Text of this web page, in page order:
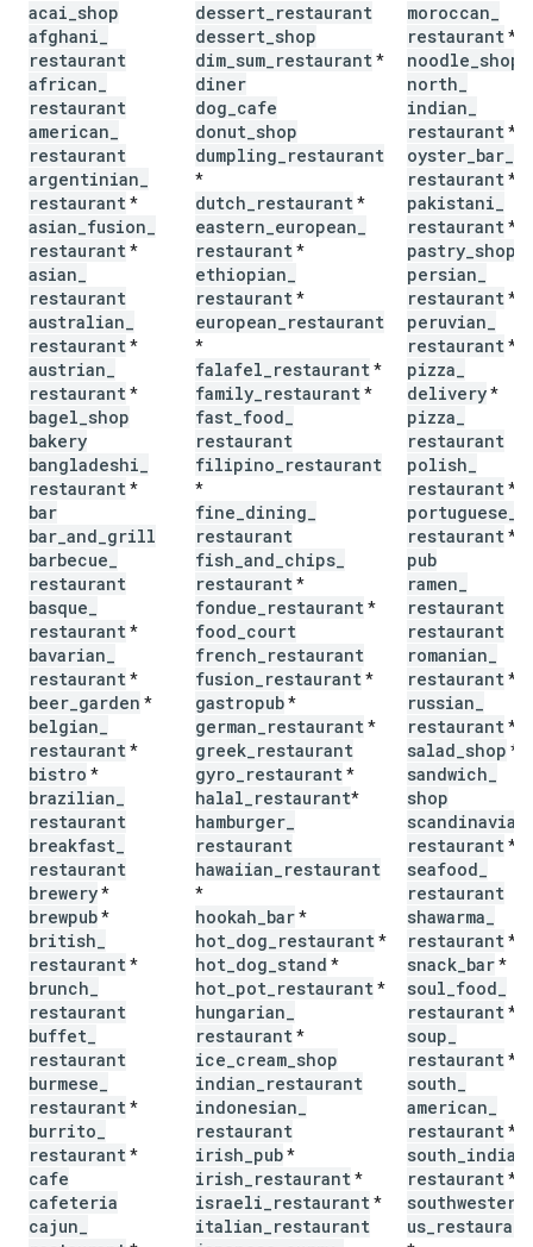
acai shop
afghani
restaurant
african
restaurant
american
restaurant
argentinian
restaurant*
asian fusion
restaurant*
asian
restaurant
australian
restaurant*
austrian
restaurant*
bagel shop
bakery
bangladeshi
restaurant*
bar
bar and grill
barbecue
restaurant
basque
restaurant*
bavarian
restaurant*
beer garden *
belgian
restaurant*
bistro *
brazilian
restaurant
breakfast
restaurant
brewery*
brewpub*
british
restaurant*
brunch
restaurant
buffet
restaurant
burmese
restaurant*
burrito
restaurant*
cafe
cafeteria
cajun
dessert restaurant
dessert shop
dim sum restaurant*
diner
dog cafe
donut shop
dumpling restaurant
*
dutch restaurant*
eastern european
restaurant*
ethiopian
restaurant*
european restaurant
*
falafel restaurant*
family restaurant*
fast food
restaurant
filipino restaurant
*
fine dining
restaurant
fish and chips
restaurant*
fondue restaurant*
food court
french restaurant
fusion restaurant*
gastropub*
german restaurant*
greek restaurant
gyro restaurant*
halal restaurant*
hamburger
restaurant
hawaiian restaurant
*
hookah bar*
hot dog restaurant*
hot dog stand *
hot pot restaurant*
hungarian
restaurant*
ice cream shop
indian restaurant
indonesian
restaurant
irish pub*
irish restaurant*
israeli restaurant*
italian restaurant
moroccan
restaurant*
noodle shop
north
indian
restaurant*
oyster bar
restaurant*
pakistani
restaurant*
pastry shop
persian
restaurant*
peruvian
restaurant*
pizza
delivery*
pizza
restaurant
polish
restaurant*
portuguese
restaurant*
pub
ramen
restaurant
restaurant
romanian
restaurant*
russian
restaurant*
salad shop *
sandwich
shop
scandinavian
restaurant*
seafood
restaurant
shawarma
restaurant*
snack bar*
soul food
restaurant*
soup
restaurant*
south
american
restaurant*
south indian
restaurant*
southwestern
us restaurant